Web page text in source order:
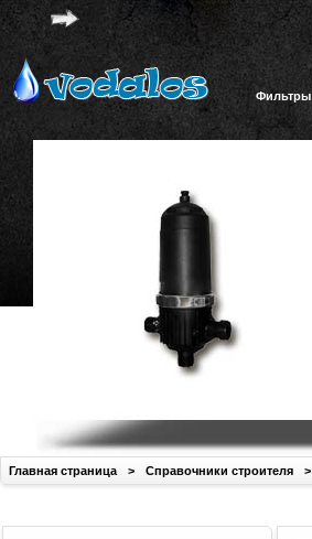
Фильтры
Главная страница > Справочники строителя >